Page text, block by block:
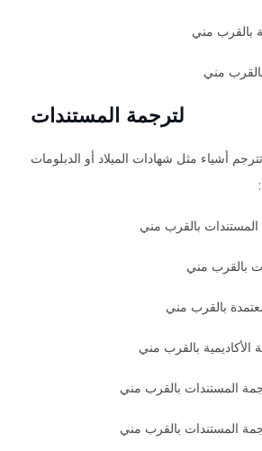
بالقرب مني
مني
لترجمة المستندات
أشياء مثل شهادات الميلاد أو الدبلومات
بالقرب مني
بالقرب مني
بالقرب مني
بالقرب مني
المستندات بالقرب مني
المستندات بالقرب مني